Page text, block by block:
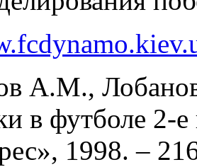
А.М.,
в футболе 2-
1998. –